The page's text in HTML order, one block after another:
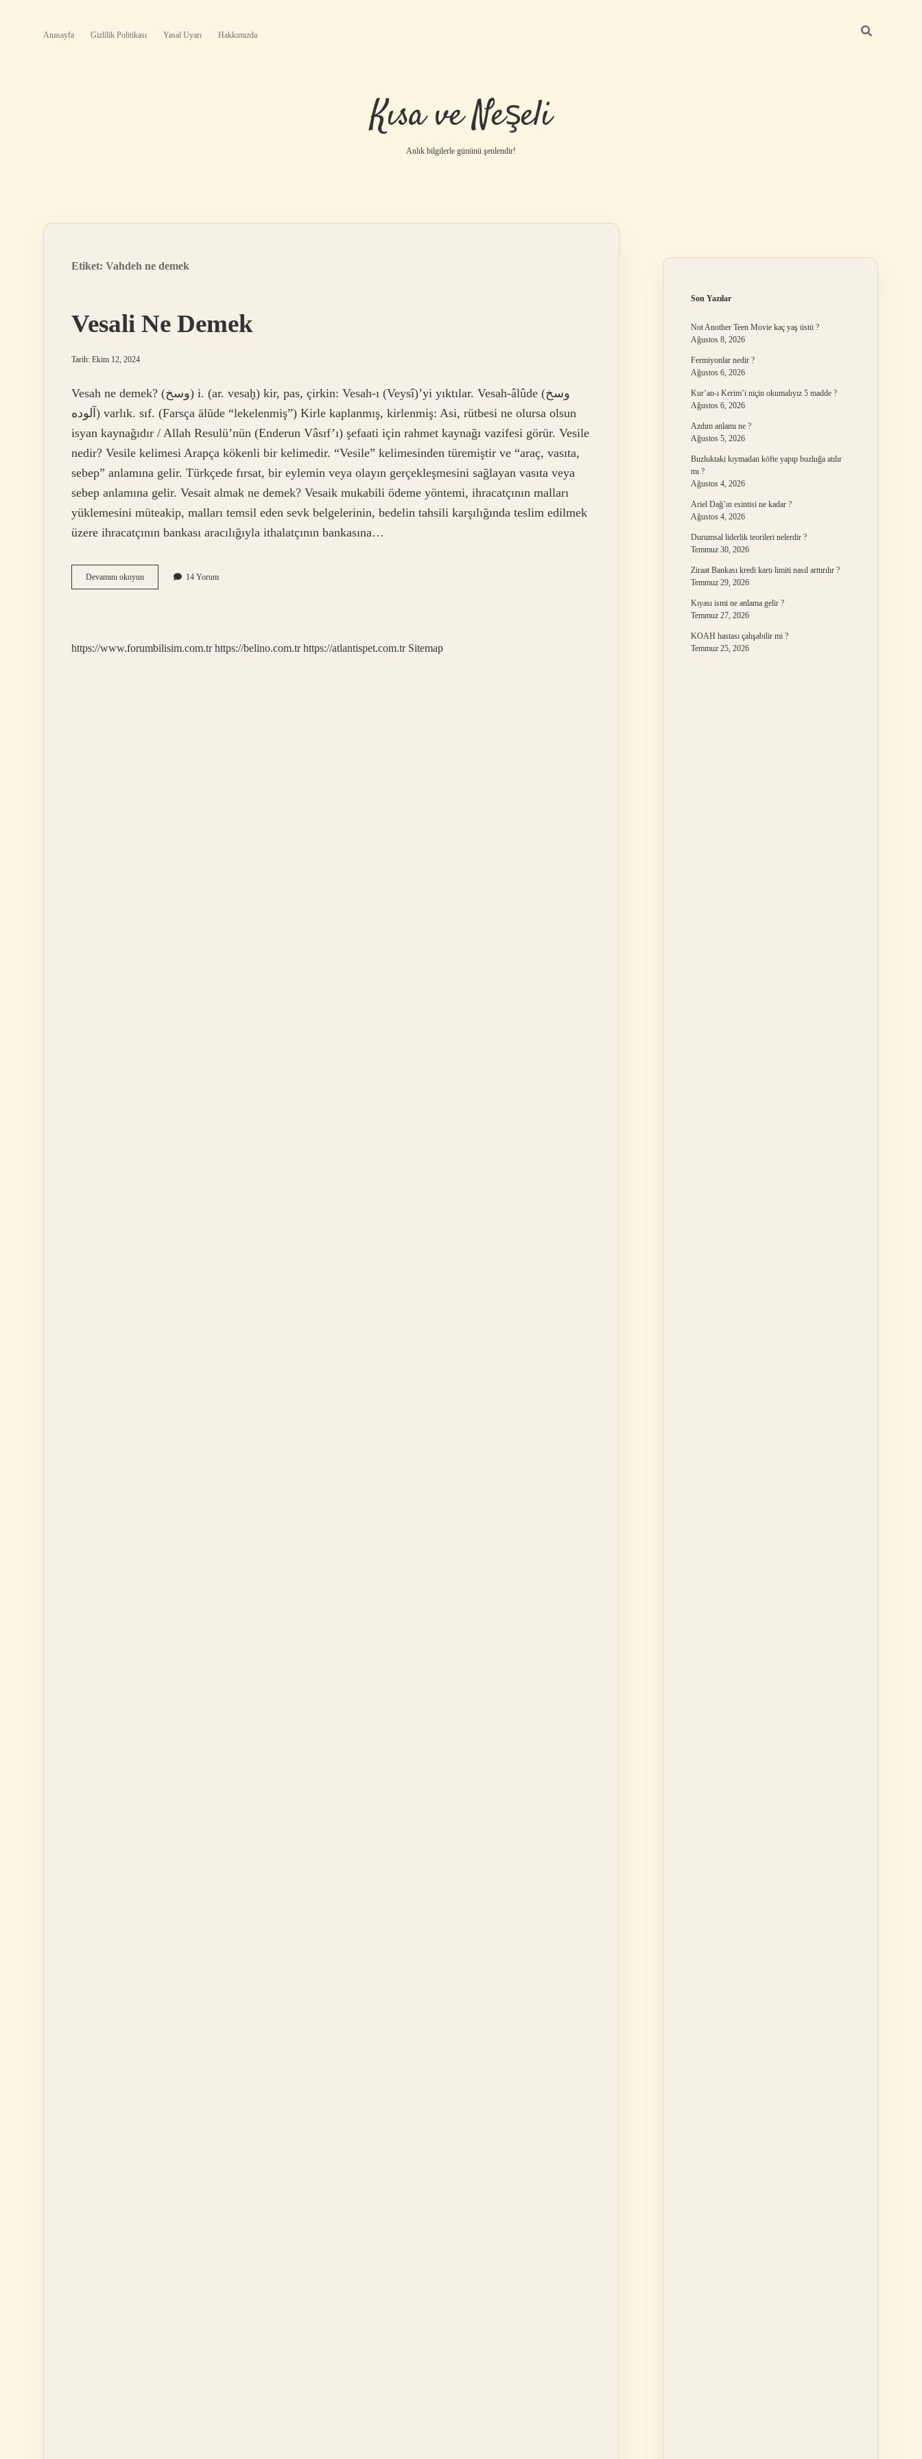
Anasayfa Gizlilik Politikası Yasal Uyarı Hakkımızda
Kısa ve Neşeli
Anlık bilgilerle gününü şenlendir!
Etiket: Vahdeh ne demek
Vesali Ne Demek
Tarih: Ekim 12, 2024
Vesah ne demek? (ﻭﺳﺦ) i. (ar. vesaḫ) kir, pas, çirkin: Vesah-ı (Veysî)’yi yıktılar. Vesah-âlûde (ﻭﺳﺦ
ﺁﻟﻮﺩﻩ) varlık. sıf. (Farsça ālūde “lekelenmiş”) Kirle kaplanmış, kirlenmiş: Asi, rütbesi ne olursa olsun
isyan kaynağıdır / Allah Resulü’nün (Enderun Vâsıf’ı) şefaati için rahmet kaynağı vazifesi görür. Vesile
nedir? Vesile kelimesi Arapça kökenli bir kelimedir. “Vesile” kelimesinden türemiştir ve “araç, vasıta,
sebep” anlamına gelir. Türkçede fırsat, bir eylemin veya olayın gerçekleşmesini sağlayan vasıta veya
sebep anlamına gelir. Vesait almak ne demek? Vesaik mukabili ödeme yöntemi, ihracatçının malları
yüklemesini müteakip, malları temsil eden sevk belgelerinin, bedelin tahsili karşılığında teslim edilmek
üzere ihracatçının bankası aracılığıyla ithalatçının bankasına…
Devamını okuyunVesali
Ne
14 Yorum
https://www.forumbilisim.com.tr https://belino.com.tr https://atlantispet.com.tr Sitemap
Son Yazılar
Not Another Teen Movie kaç yaş üstü ?
Ağustos 8, 2026
Fermiyonlar nedir ?
Ağustos 6, 2026
Kur’an-ı Kerim’i niçin okumalıyız 5 madde ?
Ağustos 6, 2026
Azdım anlamı ne ?
Ağustos 5, 2026
Buzluktaki kıymadan köfte yapıp buzluğa atılır
mı ?
Ağustos 4, 2026
Ariel Dağ’ın esintisi ne kadar ?
Ağustos 4, 2026
Durumsal liderlik teorileri nelerdir ?
Temmuz 30, 2026
Ziraat Bankası kredi kartı limiti nasıl arttırılır ?
Temmuz 29, 2026
Kıyası ismi ne anlama gelir ?
Temmuz 27, 2026
KOAH hastası çalışabilir mi ?
Temmuz 25, 2026